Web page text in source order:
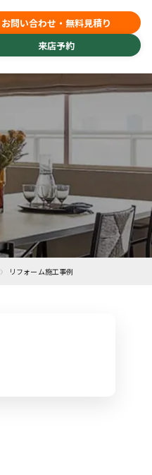
お問い合わせ・無料見積り
来店予約
› リフォーム施工事例